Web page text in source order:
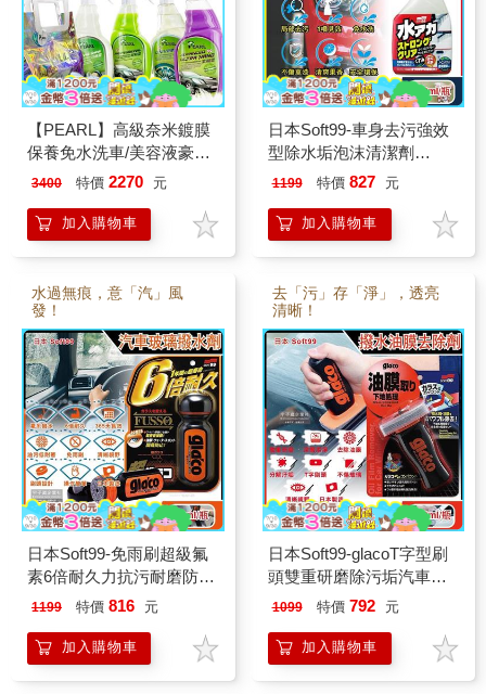
【PEARL】高級奈米鍍膜
保養免水洗車/美容液豪華
組(550ml/瓶)(加贈Pro超細
袋1個)
3400 特價 2270 元
加入購物車
日本Soft99-車身去污強效
型除水垢泡沫清潔劑
(W264)500ml/按壓瓶-葡萄
1199 特價 827 元
加入購物車
水過無痕，意「汽」風
發！
日本Soft99-免雨刷超級氟
素6倍耐久力抗污耐磨防雨
車用驅水玻璃精
1199 特價 816 元
加入購物車
去「污」存「淨」，透亮
清晰！
日本Soft99-glacoT字型刷
頭雙重研磨除污垢汽車玻
璃撥水油膜去除劑
1099 特價 792 元
加入購物車